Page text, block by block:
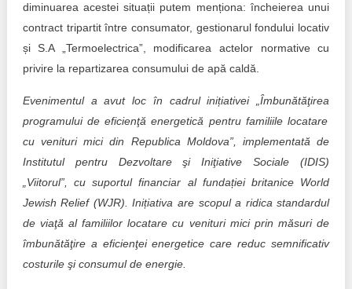
diminuarea acestei situații putem menționa: încheierea unui
contract tripartit între consumator, gestionarul fondului locativ
și S.A „Termoelectrica”, modificarea actelor normative cu
privire la repartizarea consumului de apă caldă.
Evenimentul a avut loc în cadrul inițiativei „Îmbunătăţirea
programului de eficienţă energetică pentru familiile locatare
cu venituri mici din Republica Moldova”, implementată de
Institutul pentru Dezvoltare şi Iniţiative Sociale (IDIS)
Viitorul”, cu suportul financiar al fundației britanice World
Jewish Relief (WJR). Inițiativa are scopul a ridica standardul
de viaţă al familiilor locatare cu venituri mici prin măsuri de
îmbunătăţire a eficienţei energetice care reduc semnificativ
costurile şi consumul de energie.